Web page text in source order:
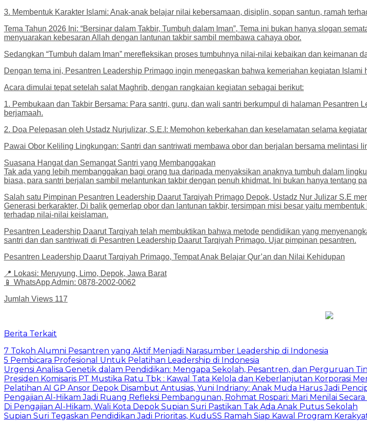
3. Membentuk Karakter Islami: Anak-anak belajar nilai kebersamaan, disiplin, sopan santun, ramah
Tema Tahun 2026 Ini: “Bersinar dalam Takbir, Tumbuh dalam Iman”, Tema ini bukan hanya slogan
menyuarakan kebesaran Allah dengan lantunan takbir sambil membawa cahaya obor.
Sedangkan “Tumbuh dalam Iman” merefleksikan proses tumbuhnya nilai-nilai kebaikan dan keimanan
Dengan tema ini, Pesantren Leadership Primago ingin menegaskan bahwa kemeriahan kegiatan
Acara dimulai tepat setelah salat Maghrib, dengan rangkaian kegiatan sebagai berikut:
1. Pembukaan dan Takbir Bersama: Para santri, guru, dan wali santri berkumpul di halaman Pesantren
berjamaah.
2. Doa Pelepasan oleh Ustadz Nurjulizar, S.E.I: Memohon keberkahan dan keselamatan selama
Pawai Obor Keliling Lingkungan: Santri dan santriwati membawa obor dan berjalan bersama melintasi
Suasana Hangat dan Semangat Santri yang Membanggakan
Tak ada yang lebih membanggakan bagi orang tua daripada menyaksikan anaknya tumbuh dalam
biasa, para santri berjalan sambil melantunkan takbir dengan penuh khidmat. Ini bukan hanya tentang
Salah satu Pimpinan Pesantren Leadership Daarut Tarqiyah Primago Depok, Ustadz Nur Julizar S.E
Generasi berkarakter, Di balik gemerlap obor dan lantunan takbir, tersimpan misi besar yaitu
terhadap nilai-nilai keislaman.
Pesantren Leadership Daarut Tarqiyah telah membuktikan bahwa metode pendidikan yang
santri dan dan santriwati di Pesantren Leadership Daarut Tarqiyah Primago. Ujar pimpinan pesantren.
Pesantren Leadership Daarut Tarqiyah Primago, Tempat Anak Belajar Qur’an dan Nilai Kehidupan
📍 Lokasi: Meruyung, Limo, Depok, Jawa Barat
📱 WhatsApp Admin: 0878-2002-0062
Jumlah Views 117
Berita Terkait
7 Tokoh Alumni Pesantren yang Aktif Menjadi Narasumber Leadership di Indonesia
5 Pembicara Profesional Untuk Pelatihan Leadership di Indonesia
Urgensi Analisa Genetik dalam Pendidikan: Mengapa Sekolah, Pesantren, dan Perguruan
Presiden Komisaris PT Mustika Ratu Tbk : Kawal Tata Kelola dan Keberlanjutan Korporasi
Pelatihan AI GP Ansor Depok Disambut Antusias, Yuni Indriany: Anak Muda Harus Jadi
Pengajian Al-Hikam Jadi Ruang Refleksi Pembangunan, Rohmat Rospari: Mari Menilai
Di Pengajian Al-Hikam, Wali Kota Depok Supian Suri Pastikan Tak Ada Anak Putus Sekolah
Supian Suri Tegaskan Pendidikan Jadi Prioritas, KuduSS Ramah Siap Kawal Program